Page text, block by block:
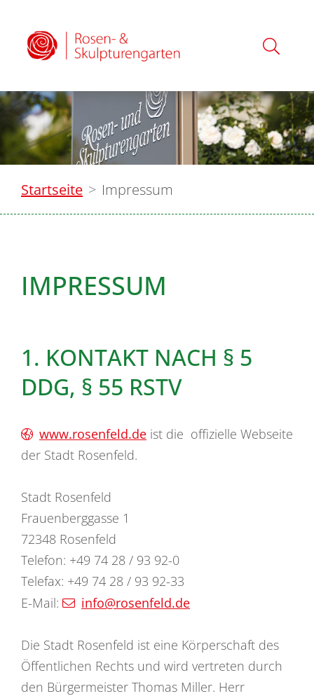
Startseite Impressum
IMPRESSUM
1. KONTAKT NACH § 5
DDG, § 55 RSTV
www.rosenfeld.de ist die offizielle Webseite
der Stadt Rosenfeld.
Stadt Rosenfeld
Frauenberggasse 1
72348 Rosenfeld
Telefon: +49 74 28 / 93 92-0
Telefax: +49 74 28 / 93 92-33
E-Mail:
info@rosenfeld.de
Die Stadt Rosenfeld ist eine Körperschaft des
Öffentlichen Rechts und wird vertreten durch
den Bürgermeister Thomas Miller. Herr